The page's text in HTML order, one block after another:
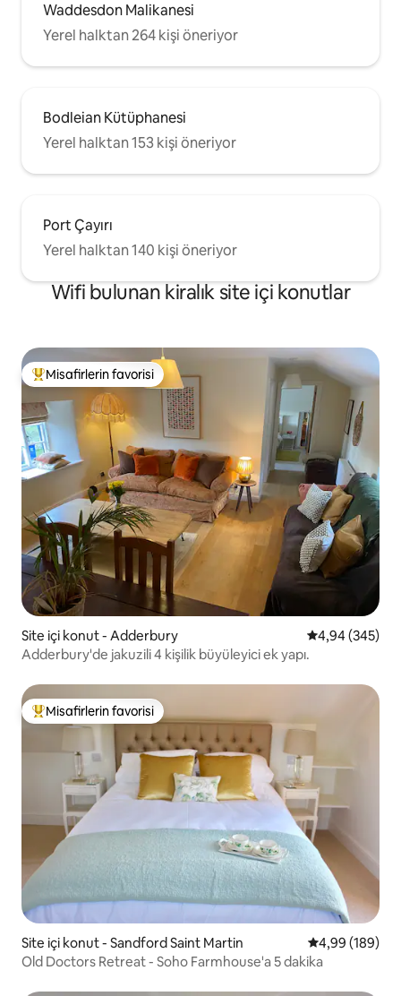
Waddesdon Malikanesi
Yerel halktan 264 kişi öneriyor
Bodleian Kütüphanesi
Yerel halktan 153 kişi öneriyor
Port Çayırı
Yerel halktan 140 kişi öneriyor
Wifi bulunan kiralık site içi konutlar
Misafirlerin favorilerinden en beğenilenler arasında
Misafirlerin favorisi
Site içi konut - Adderbury 5 üzerinden
4,94 (345)
Adderbury'de jakuzili 4 kişilik büyüleyici ek yapı.
Misafirlerin favorilerinden en beğenilenler arasında
Misafirlerin favorisi
Site içi konut - Sandford Saint Martin 5 üzerinden
4,99 (189)
Old Doctors Retreat - Soho Farmhouse'a 5 dakika